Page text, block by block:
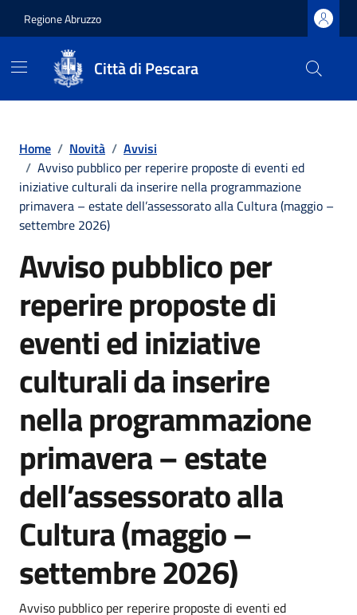
Regione Abruzzo
Città di Pescara
Home / Novità / Avvisi
/ Avviso pubblico per reperire proposte di eventi ed
iniziative culturali da inserire nella programmazione
primavera – estate dell’assessorato alla Cultura (maggio –
settembre 2026)
Avviso pubblico per
reperire proposte di
eventi ed iniziative
culturali da inserire
nella programmazione
primavera – estate
dell’assessorato alla
Cultura (maggio –
settembre 2026)
Avviso pubblico per reperire proposte di eventi ed